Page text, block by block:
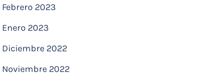
Febrero 2023
Enero 2023
Diciembre 2022
Noviembre 2022